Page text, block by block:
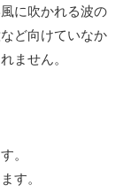
に吹かれる波の
ど向けていなか
ません。
。
す。